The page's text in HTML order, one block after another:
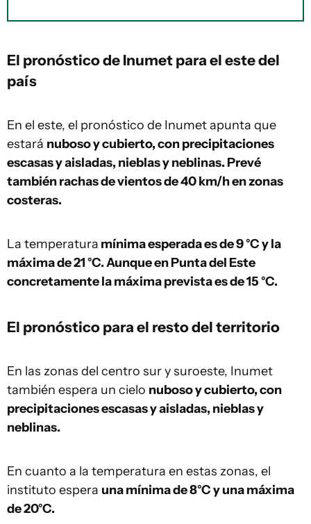
El pronóstico de Inumet para el este del
país
En el este, el pronóstico de Inumet apunta que
estará nuboso y cubierto, con precipitaciones
escasas y aisladas, nieblas y neblinas. Prevé
también rachas de vientos de 40 km/h en zonas
costeras.
La temperatura mínima esperada es de 9 °C y la
máxima de 21 °C. Aunque en Punta del Este
concretamente la máxima prevista es de 15 °C.
El pronóstico para el resto del territorio
En las zonas del centro sur y suroeste, Inumet
también espera un cielo nuboso y cubierto, con
precipitaciones escasas y aisladas, nieblas y
neblinas.
En cuanto a la temperatura en estas zonas, el
instituto espera una mínima de 8°C y una máxima
de 20°C.